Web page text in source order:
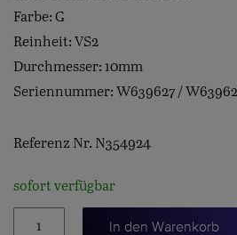
Farbe: G
Reinheit: VS2
Durchmesser: 10mm
Seriennummer: W639627 /
Referenz Nr. N354924
sofort verfügbar
In den Warenkorb